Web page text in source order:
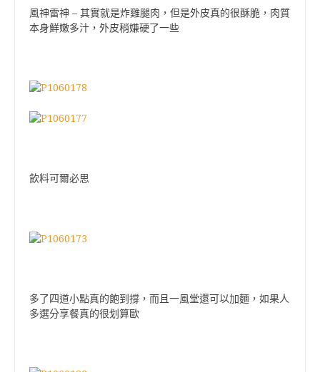
風神雷神 – 其實就是炸雞腿肉，但是外皮真的很酥脆，肉質
本身鮮嫩多汁，外皮稍嫌硬了一些
飲料可爾必思
多了四道小點真的飽到撐，而且一風堂還可以加麵，如果人
多選分享餐真的很划算歐